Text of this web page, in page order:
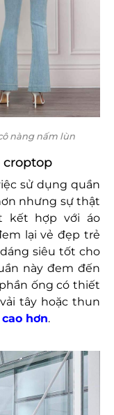
nàng nấm lùn
croptop
sử dụng quần
nhưng sự thật
kết hợp với áo
lại vẻ đẹp trẻ
siêu tốt cho
này đem đến
ống có thiết
tây hoặc thun
hơn.